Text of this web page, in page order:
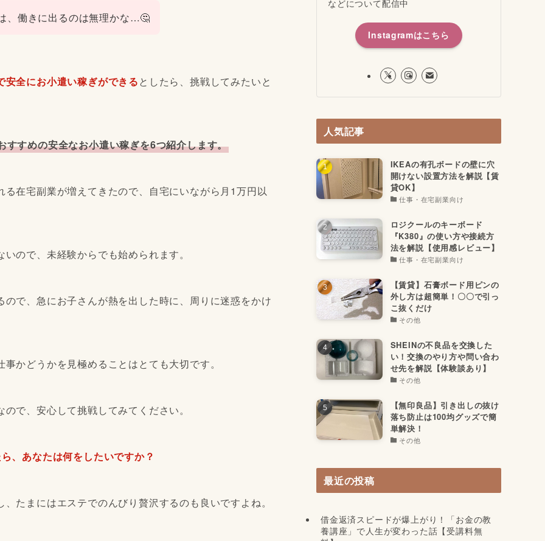
、働きに出るのは無理かな…🤔
全にお小遣い稼ぎができるとしたら、挑戦してみたいと
すめの安全なお小遣い稼ぎを6つ紹介します。
在宅副業が増えてきたので、自宅にいながら月1万円以
ので、未経験からでも始められます。
で、急にお子さんが熱を出した時に、周りに迷惑をかけ
かどうかを見極めることはとても大切です。
で、安心して挑戦してみてください。
、あなたは何をしたいですか？
たまにはエステでのんびり贅沢するのも良いですよね。
などについて配信中
Instagramはこちら
人気記事
IKEAの有孔ボードの壁に穴
開けない設置方法を解説【賃
貸OK】
仕事・在宅副業向け
ロジクールのキーボード
『K380』の使い方や接続方
法を解説【使用感レビュー】
仕事・在宅副業向け
【賃貸】石膏ボード用ピンの
外し方は超簡単！〇〇で引っ
こ抜くだけ
その他
SHEINの不良品を交換した
い！交換のやり方や問い合わ
せ先を解説【体験談あり】
その他
【無印良品】引き出しの抜け
落ち防止は100均グッズで簡
単解決！
その他
最近の投稿
借金返済スピードが爆上がり！「お金の教
養講座」で人生が変わった話【受講料無